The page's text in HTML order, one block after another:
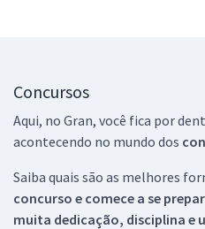
Concursos
Aqui, no Gran, você fica por
acontecendo no mundo dos
Saiba quais são as melhores
concurso e comece a se
muita dedicação, disciplina e